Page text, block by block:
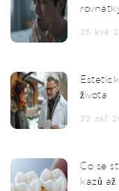
25 kvě
života
22 zář
Co se
kazů